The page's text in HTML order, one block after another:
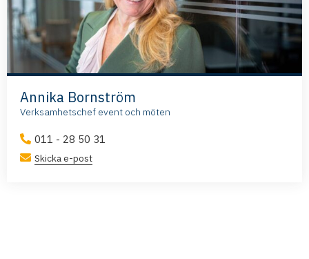
Annika Bornström
Verksamhetschef event och möten
011 - 28 50 31
Skicka e-post